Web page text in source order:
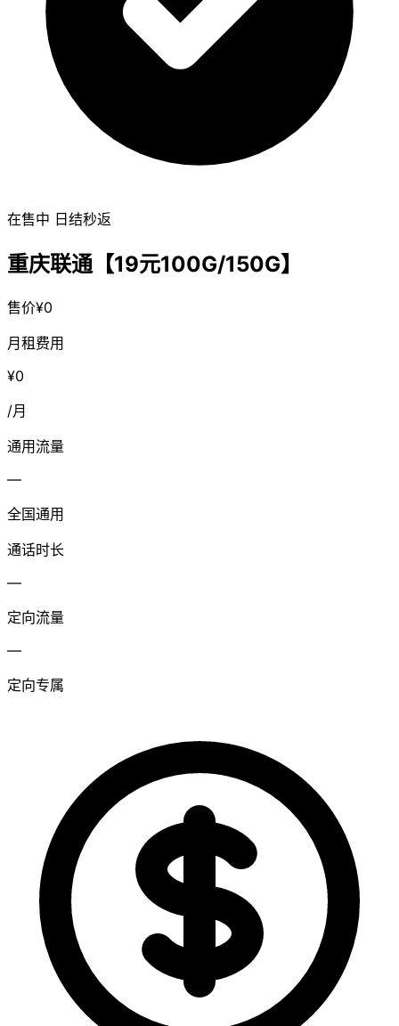
在售中 日结秒返
重庆联通【19元100G/150G】
售价¥0
月租费用
¥0
/月
通用流量
—
全国通用
通话时长
—
定向流量
—
定向专属